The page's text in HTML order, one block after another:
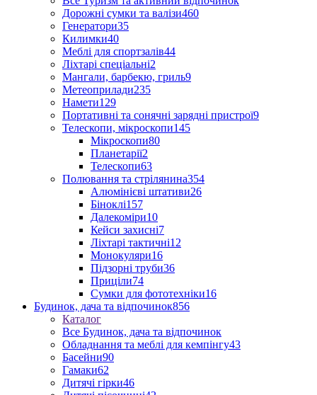
Дорожні сумки та валізи460
Генератори35
Килимки40
Меблі для спортзалів44
Ліхтарі спеціальні2
Мангали, барбекю, гриль9
Метеоприлади235
Намети129
Портативні та сонячні зарядні пристрої9
Телескопи, мікроскопи145
Мікроскопи80
Планетарії2
Телескопи63
Полювання та стрілянина354
Алюмінієві штативи26
Біноклі157
Далекоміри10
Кейси захисні7
Ліхтарі тактичні12
Монокуляри16
Підзорні труби36
Приціли74
Сумки для фототехніки16
Будинок, дача та відпочинок856
Каталог
Все Будинок, дача та відпочинок
Обладнання та меблі для кемпінгу43
Басейни90
Гамаки62
Дитячі гірки46